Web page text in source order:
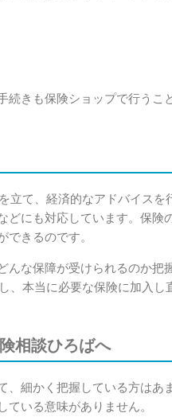
きも保険ショップで行うこ
立て、経済的なアドバイス
にも対応しています。保険
きるのです。
な保障が受けられるのか把
本当に必要な保険に加入し
相談ひろばへ
、細かく把握している方はあ
いる意味がありません。